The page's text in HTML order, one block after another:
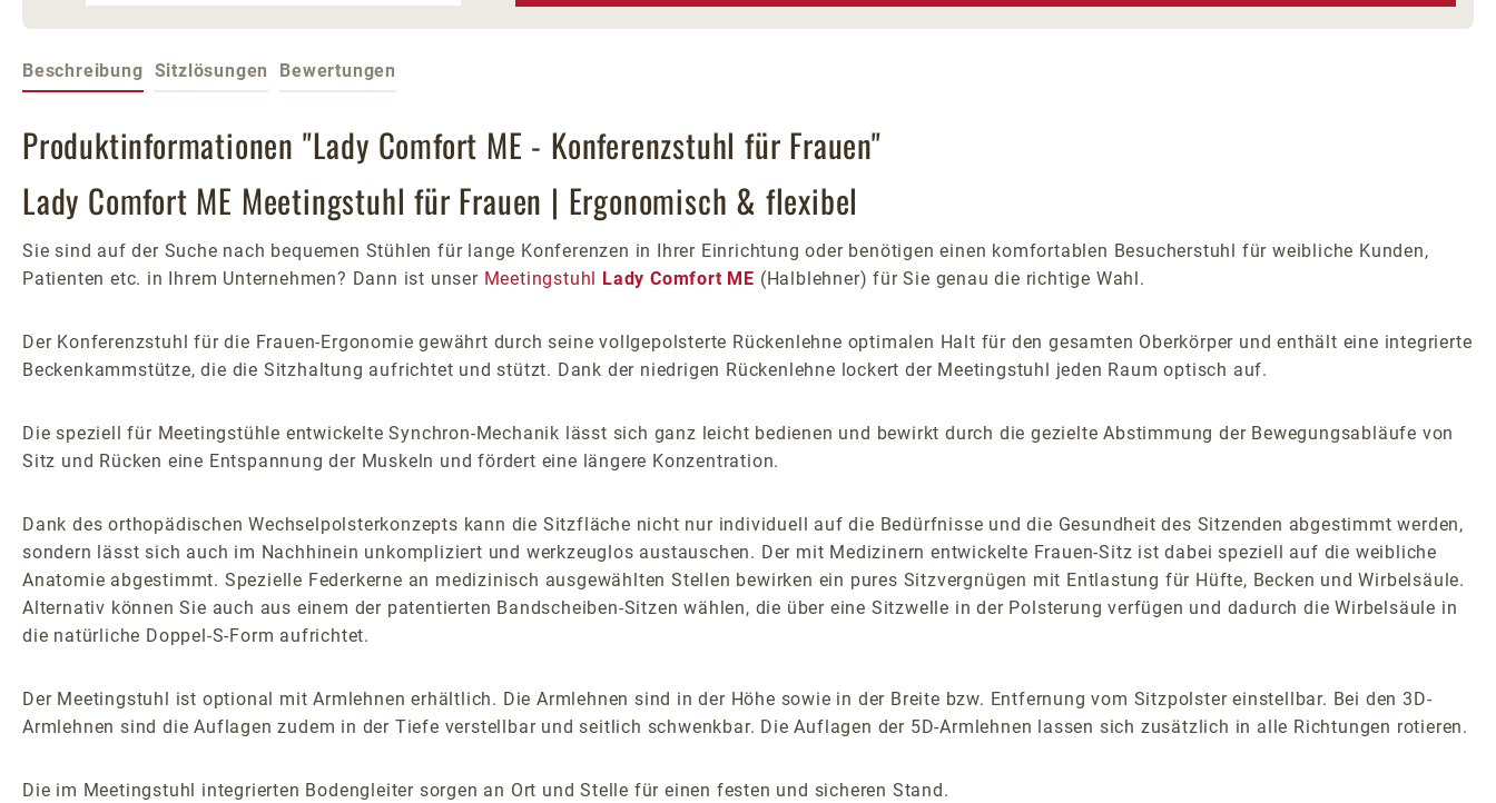
Beschreibung Sitzlösungen Bewertungen
Produktinformationen "Lady Comfort ME - Konferenzstuhl für Frauen"
Lady Comfort ME Meetingstuhl für Frauen | Ergonomisch & flexibel
Sie sind auf der Suche nach bequemen Stühlen für lange Konferenzen in Ihrer Einrichtung oder benötigen einen komfortablen Besucherstuhl für weibliche Kunden,
Patienten etc. in Ihrem Unternehmen? Dann ist unser Meetingstuhl Lady Comfort ME (Halblehner) für Sie genau die richtige Wahl.
Der Konferenzstuhl für die Frauen-Ergonomie gewährt durch seine vollgepolsterte Rückenlehne optimalen Halt für den gesamten Oberkörper und enthält eine integrierte
Beckenkammstütze, die die Sitzhaltung aufrichtet und stützt. Dank der niedrigen Rückenlehne lockert der Meetingstuhl jeden Raum optisch auf.
Die speziell für Meetingstühle entwickelte Synchron-Mechanik lässt sich ganz leicht bedienen und bewirkt durch die gezielte Abstimmung der Bewegungsabläufe von
Sitz und Rücken eine Entspannung der Muskeln und fördert eine längere Konzentration.
Dank des orthopädischen Wechselpolsterkonzepts kann die Sitzfläche nicht nur individuell auf die Bedürfnisse und die Gesundheit des Sitzenden abgestimmt werden,
sondern lässt sich auch im Nachhinein unkompliziert und werkzeuglos austauschen. Der mit Medizinern entwickelte Frauen-Sitz ist dabei speziell auf die weibliche
Anatomie abgestimmt. Spezielle Federkerne an medizinisch ausgewählten Stellen bewirken ein pures Sitzvergnügen mit Entlastung für Hüfte, Becken und Wirbelsäule.
Alternativ können Sie auch aus einem der patentierten Bandscheiben-Sitzen wählen, die über eine Sitzwelle in der Polsterung verfügen und dadurch die Wirbelsäule in
die natürliche Doppel-S-Form aufrichtet.
Der Meetingstuhl ist optional mit Armlehnen erhältlich. Die Armlehnen sind in der Höhe sowie in der Breite bzw. Entfernung vom Sitzpolster einstellbar. Bei den 3D-
Armlehnen sind die Auflagen zudem in der Tiefe verstellbar und seitlich schwenkbar. Die Auflagen der 5D-Armlehnen lassen sich zusätzlich in alle Richtungen rotieren.
Die im Meetingstuhl integrierten Bodengleiter sorgen an Ort und Stelle für einen festen und sicheren Stand.